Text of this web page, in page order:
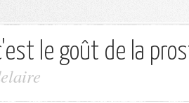
le goût de la